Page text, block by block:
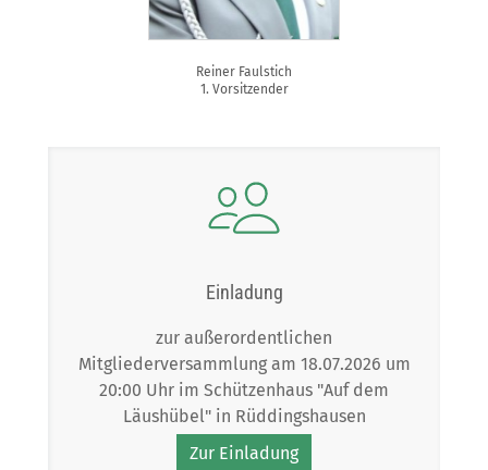
Reiner Faulstich
1. Vorsitzender
Einladung
zur außerordentlichen
Mitgliederversammlung am 18.07.2026 um
20:00 Uhr im Schützenhaus "Auf dem
Läushübel" in Rüddingshausen
Zur Einladung